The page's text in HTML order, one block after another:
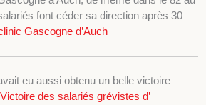
font céder sa direction après 30
Gascogne d’Auch
eu aussi obtenu un belle victoire
Victoire des salariés grévistes d’